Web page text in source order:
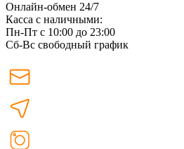
Онлайн-обмен 24/7
Касса с наличными:
Пн-Пт с 10:00 до 23:00
Сб-Вс свободный график